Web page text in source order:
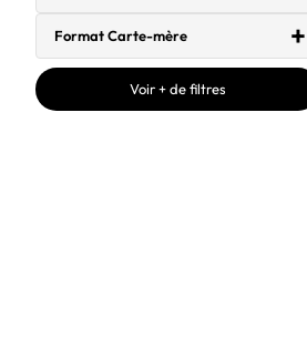
Format Carte-mère
Voir + de filtres